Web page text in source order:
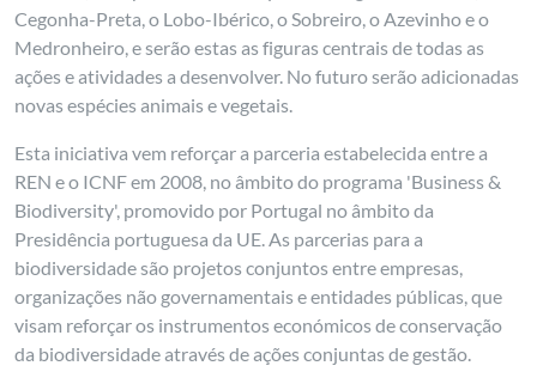
Cegonha-Preta, o Lobo-Ibérico, o Sobreiro, o Azevinho e o
Medronheiro, e serão estas as figuras centrais de todas as
ações e atividades a desenvolver. No futuro serão adicionadas
novas espécies animais e vegetais.
Esta iniciativa vem reforçar a parceria estabelecida entre a
REN e o ICNF em 2008, no âmbito do programa 'Business &
Biodiversity', promovido por Portugal no âmbito da
Presidência portuguesa da UE. As parcerias para a
biodiversidade são projetos conjuntos entre empresas,
organizações não governamentais e entidades públicas, que
visam reforçar os instrumentos económicos de conservação
da biodiversidade através de ações conjuntas de gestão.